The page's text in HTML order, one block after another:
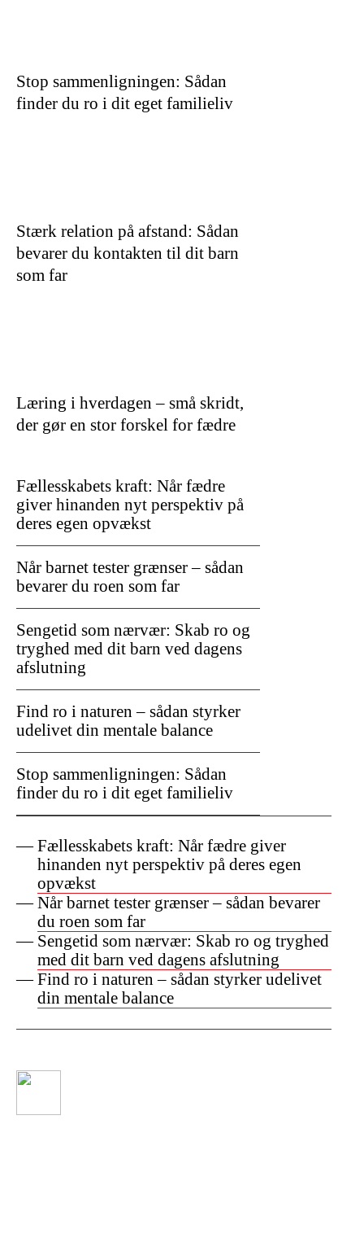
Fællesskabets kraft: Når fædre giver
hinanden nyt perspektiv på deres egen
opvækst
Når barnet tester grænser – sådan bevarer
du roen som far
Sengetid som nærvær: Skab ro og tryghed
med dit barn ved dagens afslutning
Find ro i naturen – sådan styrker udelivet
din mentale balance
Stop sammenligningen: Sådan
finder du ro i dit eget familieliv
Stærk relation på afstand: Sådan
bevarer du kontakten til dit barn
som far
Læring i hverdagen – små skridt,
der gør en stor forskel for fædre
Fællesskabets kraft: Når fædre
giver hinanden nyt perspektiv på
deres egen opvækst
Når barnet tester grænser – sådan
bevarer du roen som far
Sengetid som nærvær: Skab ro og
tryghed med dit barn ved dagens
afslutning
Find ro i naturen – sådan styrker
udelivet din mentale balance
Stop sammenligningen: Sådan
finder du ro i dit eget familieliv